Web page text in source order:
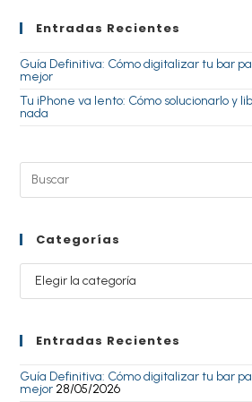
Entradas Recientes
Guía Definitiva: Cómo digitalizar tu bar
mejor
Tu iPhone va lento: Cómo solucionarlo y
nada
Categorías
Entradas Recientes
Guía Definitiva: Cómo digitalizar tu bar
mejor 28/05/2026